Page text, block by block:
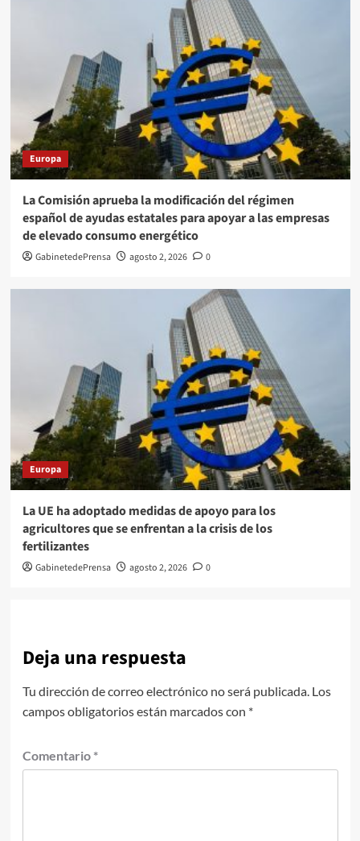
Europa
La Comisión aprueba la modificación del régimen
español de ayudas estatales para apoyar a las empresas
de elevado consumo energético
GabinetedePrensa agosto 2, 2026 0
Europa
La UE ha adoptado medidas de apoyo para los
agricultores que se enfrentan a la crisis de los
fertilizantes
GabinetedePrensa agosto 2, 2026 0
Deja una respuesta
Tu dirección de correo electrónico no será publicada. Los
campos obligatorios están marcados con *
Comentario *